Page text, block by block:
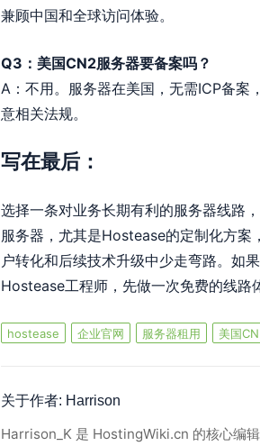
兼顾中国和全球访问体验。
Q3：美国CN2服务器要备案吗？
A：不用。服务器在美国，无需ICP备案
意相关法规。
写在最后：
选择一条对业务长期有利的服务器线路
服务器，尤其是Hostease的定制化方
户转化和后续技术升级中少走弯路。如
Hostease工程师，先做一次免费的线路
hostease 企业官网 服务器租用 美国
关于作者: Harrison
Harrison_K 是 HostingWiki.cn 的核心编